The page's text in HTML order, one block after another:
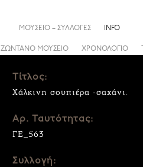
ΖΩΝΤΑΝΟ ΜΟΥΣΕΙΟ ΧΡΟΝΟΛΟΓΙΟ
ΜΟΥΣΕΙΟ – ΣΥΛΛΟΓΕΣ INFO
Τίτλος:
Χάλκινη σουπιέρα -σαχάνι.
Αρ. Ταυτότητας:
ΓΕ_563
Συλλογή: